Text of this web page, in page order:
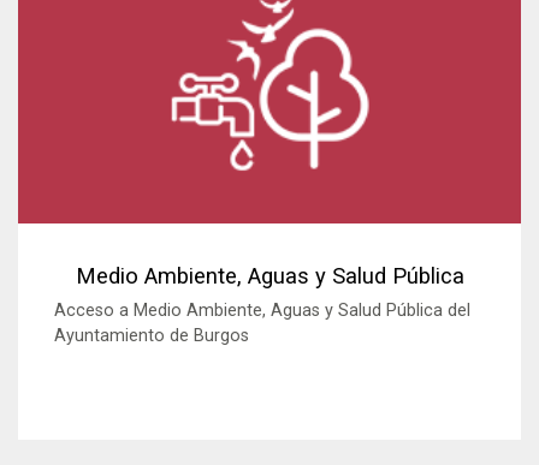
Medio Ambiente, Aguas y Salud Pública
Acceso a Medio Ambiente, Aguas y Salud Pública del
Ayuntamiento de Burgos